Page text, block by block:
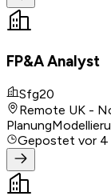
FP&A Analyst
Sfg20
Remote UK -
Planung
Gepostet vor 4